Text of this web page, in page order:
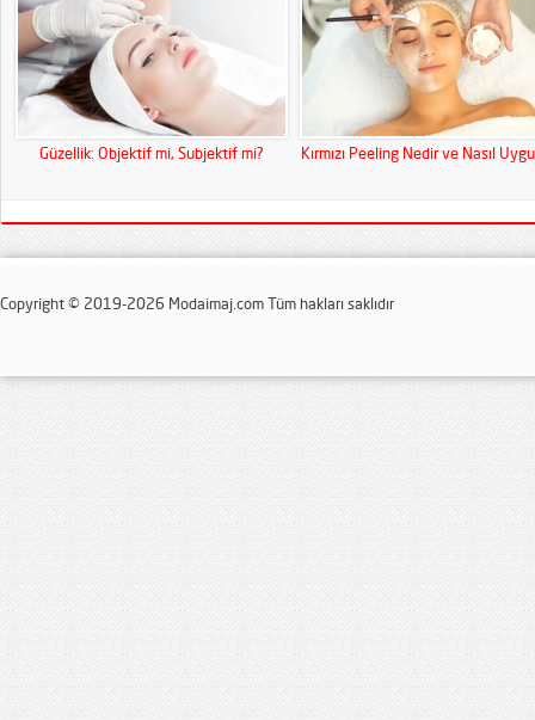
Güzellik: Objektif mi, Subjektif mi? Kırmızı Peeling Nedir ve Nasıl
Copyright © 2019-2026 Modaimaj.com Tüm hakları saklıdır